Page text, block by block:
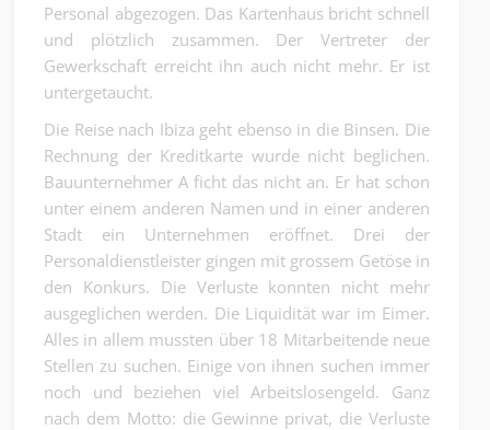
Personal abgezogen. Das Kartenhaus bricht schnell
und plötzlich zusammen. Der Vertreter der
Gewerkschaft erreicht ihn auch nicht mehr. Er ist
untergetaucht.
Die Reise nach Ibiza geht ebenso in die Binsen. Die
Rechnung der Kreditkarte wurde nicht beglichen.
Bauunternehmer A ficht das nicht an. Er hat schon
unter einem anderen Namen und in einer anderen
Stadt ein Unternehmen eröffnet. Drei der
Personaldienstleister gingen mit grossem Getöse in
den Konkurs. Die Verluste konnten nicht mehr
ausgeglichen werden. Die Liquidität war im Eimer.
Alles in allem mussten über 18 Mitarbeitende neue
Stellen zu suchen. Einige von ihnen suchen immer
noch und beziehen viel Arbeitslosengeld. Ganz
nach dem Motto: die Gewinne privat, die Verluste